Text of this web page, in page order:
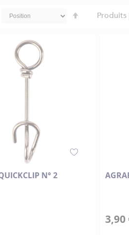
Produits
N° 2
3,90